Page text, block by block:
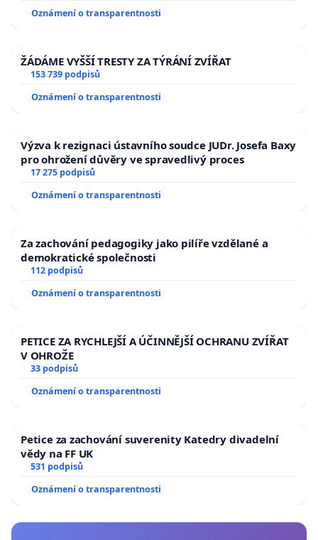
Oznámení o transparentnosti
ŽÁDÁME VYŠŠÍ TRESTY ZA TÝRÁNÍ ZVÍŘAT
153 739 podpisů
Oznámení o transparentnosti
Výzva k rezignaci ústavního soudce JUDr. Josefa Baxy
pro ohrožení důvěry ve spravedlivý proces
17 275 podpisů
Oznámení o transparentnosti
Za zachování pedagogiky jako pilíře vzdělané a
demokratické společnosti
112 podpisů
Oznámení o transparentnosti
PETICE ZA RYCHLEJŠÍ A ÚČINNĚJŠÍ OCHRANU ZVÍŘAT
V OHROŽE
33 podpisů
Oznámení o transparentnosti
Petice za zachování suverenity Katedry divadelní
vědy na FF UK
531 podpisů
Oznámení o transparentnosti